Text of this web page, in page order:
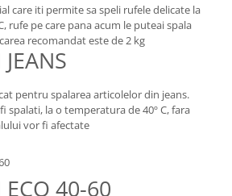
care iti permite sa speli rufele delicate la
rufe pe care pana acum le puteai spala
recomandat este de 2 kg
pentru spalarea articolelor din jeans.
spalati, la o temperatura de 40º C, fara
vor fi afectate
ECO 40-60